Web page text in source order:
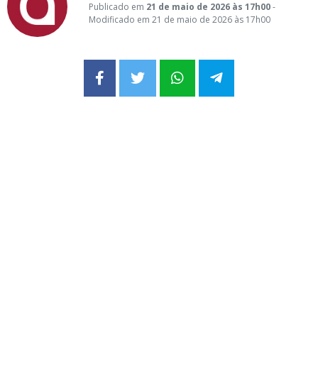
Publicado em 21 de maio de 2026 às 17h00-
Modificado em 21 de maio de 2026 às 17h00